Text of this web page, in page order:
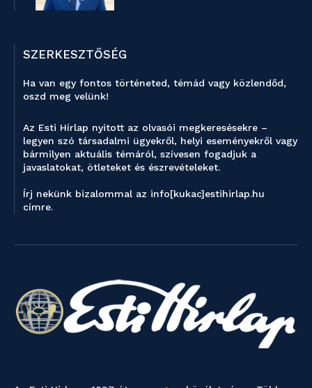
SZERKESZTŐSÉG
Ha van egy fontos történeted, témád vagy közlendőd,
oszd meg velünk!
Az Esti Hírlap nyitott az olvasói megkeresésekre –
legyen szó társadalmi ügyekről, helyi eseményekről vagy
bármilyen aktuális témáról, szívesen fogadjuk a
javaslatokat, ötleteket és észrevételeket.
Írj nekünk bizalommal az info[kukac]estihirlap.hu
címre.